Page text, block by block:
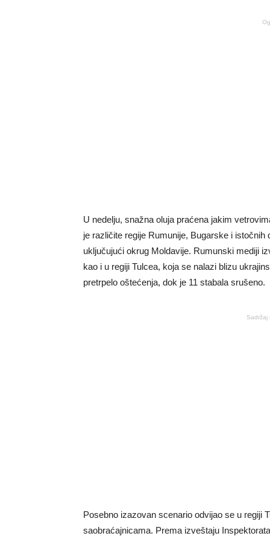
U nedelju, snažna oluja praćena jakim
je različite regije Rumunije, Bugarske i
uključujući okrug Moldavije. Rumunski mediji
kao i u regiji Tulcea, koja se nalazi blizu
pretrpelo oštećenja, dok je 11 stabala srušeno.
Sadržaj
Posebno izazovan scenario odvijao se u regiji
saobraćajnicama. Prema izveštaju